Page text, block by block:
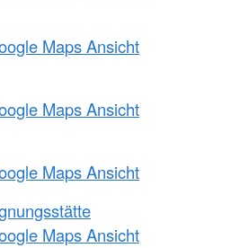
Maps Ansicht
Maps Ansicht
Maps Ansicht
Maps Ansicht